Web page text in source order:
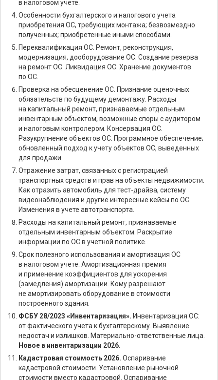
в налоговом учете.
Особенности бухгалтерского и налогового учета
приобретения ОС, требующих монтажа; безвозмездно
полученных; приобретенные иными способами.
Переквалификация ОС. Ремонт, реконструкция,
модернизация, дооборудование ОС. Создание резерва
на ремонт ОС. Ликвидация ОС. Хранение документов
по ОС.
Проверка на обесценение ОС. Признание оценочных
обязательств по будущему демонтажу. Расходы
на капитальный ремонт, признаваемые отдельным
инвентарным объектом, возможные споры с аудитором
и налоговым контролером. Консервация ОС.
Разукрупнение объектов ОС. Программное обеспечение;
обновленный подход к учету объектов ОС, выведенных
для продажи.
Отражение затрат, связанных с регистрацией
транспортных средств и прав на объекты недвижимости.
Как отразить автомобиль для тест-драйва, систему
видеонаблюдения и другие интересные кейсы по ОС.
Изменения в учете автотранспорта.
Расходы на капитальный ремонт, признаваемые
отдельным инвентарным объектом. Раскрытие
информации по ОС в учетной политике.
Срок полезного использования и амортизация ОС
в налоговом учете. Амортизационная премия
и применение коэффициентов для ускорения
(замедления) амортизации. Кому разрешают
не амортизировать оборудование в стоимости
построенного здания.
ФСБУ 28/2023 «Инвентаризация». Инвентаризация ОС:
от фактического учета к бухгалтерскому. Выявление
недостач и излишков. Материально-ответственные лица.
Новое в инвентаризации 2026.
Кадастровая стоимость 2026. Оспаривание
кадастровой стоимости. Установление рыночной
стоимости вместо кадастровой. Оспаривание